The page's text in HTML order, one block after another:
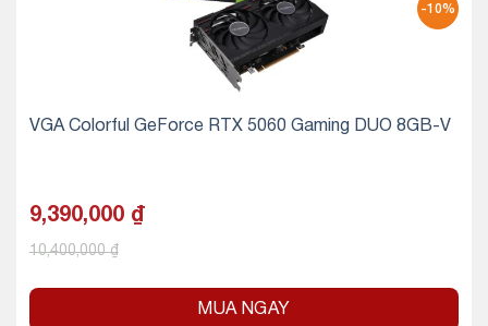
-10%
VGA Colorful GeForce RTX 5060 Gaming DUO 8GB-V
9,390,000 ₫
10,400,000₫
MUA NGAY